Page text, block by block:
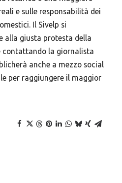
e sulle responsabilità dei
Il Sivelp si
alla giusta protesta della
la giornalista
anche a mezzo social
per raggiungere il maggior
PUBBLICA ALLEVAMENTO
ORDINI